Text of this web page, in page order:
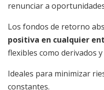
renunciar a
Los fondos de retorno
positiva en cualquier
flexibles como derivados
Ideales para minimizar
constantes.